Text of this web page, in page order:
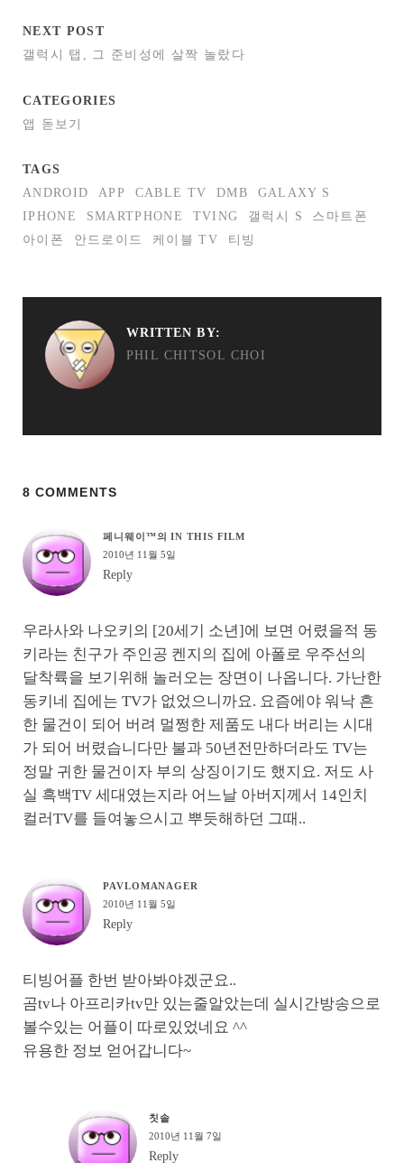
NEXT POST
갤럭시 탭, 그 준비성에 살짝 놀랐다
CATEGORIES
앱 돋보기
TAGS
ANDROID
APP CABLE TV DMB
GALAXY S
IPHONE
SMARTPHONE TVING 갤럭시 S
스마트폰
아이폰
안드로이드 케이블 TV 티빙
WRITTEN BY:
PHIL CHITSOL CHOI
8 COMMENTS
페니웨이™의 IN THIS FILM
2010년 11월 5일
Reply
우라사와 나오키의 [20세기 소년]에 보면 어렸을적 동
키라는 친구가 주인공 켄지의 집에 아폴로 우주선의
달착륙을 보기위해 놀러오는 장면이 나옵니다. 가난한
동키네 집에는 TV가 없었으니까요. 요즘에야 워낙 흔
한 물건이 되어 버려 멀쩡한 제품도 내다 버리는 시대
가 되어 버렸습니다만 불과 50년전만하더라도 TV는
정말 귀한 물건이자 부의 상징이기도 했지요. 저도 사
실 흑백TV 세대였는지라 어느날 아버지께서 14인치
컬러TV를 들여놓으시고 뿌듯해하던 그때..
PAVLOMANAGER
2010년 11월 5일
Reply
티빙어플 한번 받아봐야겠군요..
곰tv나 아프리카tv만 있는줄알았는데 실시간방송으로
볼수있는 어플이 따로있었네요 ^^
유용한 정보 얻어갑니다~
칫솔
2010년 11월 7일
Reply